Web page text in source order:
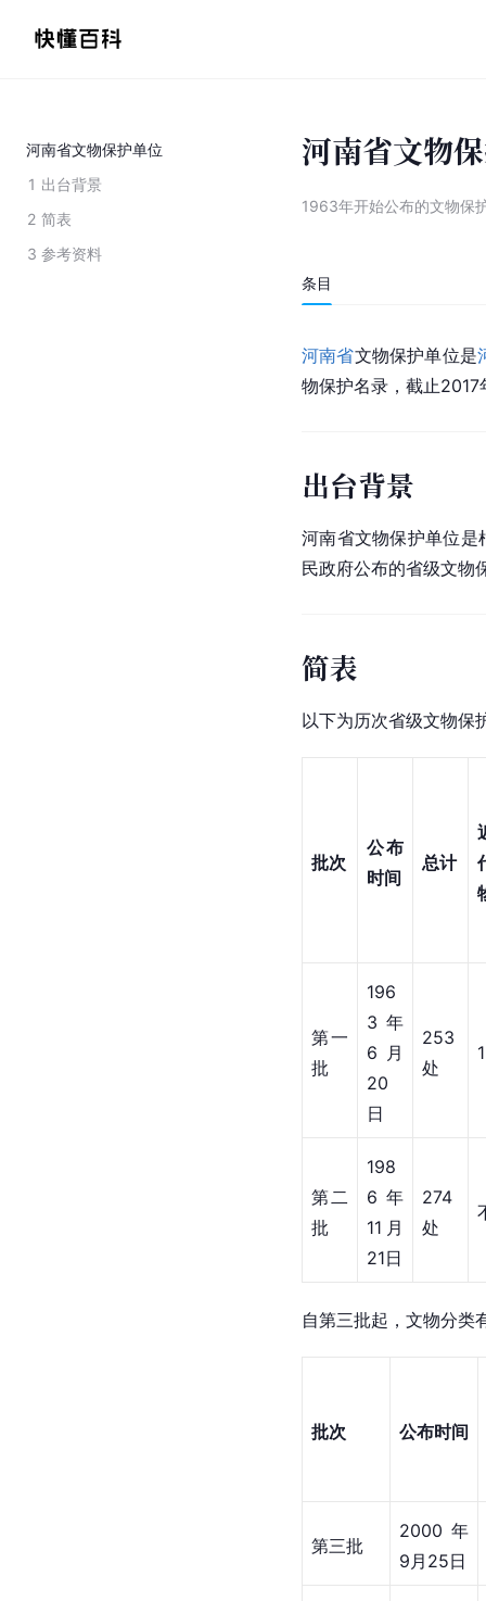
河南省文物保护单位
1 出台背景
2 简表
3 参考资料
河南省文物
1963年开始公布的文物保
条目
河南省文物保护单位是
物保护名录，截止
出台背景
河南省文物保护单位是
民政府公布的省级文物
简表
以下为历次省级文物保
批次
公布
时间
总计
第一
批
196
3年
6月
20
日
253
处
第二
批
198
6年
11月
21日
274
处
自第三批起，文物分类
批次 公布时间
第三批
2000年
9月25日